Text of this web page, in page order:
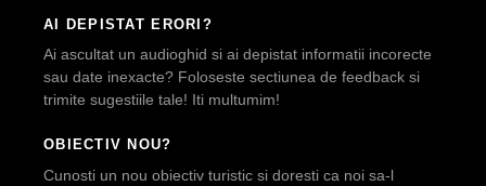
AI DEPISTAT ERORI?
Ai ascultat un audioghid si ai depistat informatii incorecte
sau date inexacte? Foloseste sectiunea de feedback si
trimite sugestiile tale! Iti multumim!
OBIECTIV NOU?
Cunosti un nou obiectiv turistic si doresti ca noi sa-l